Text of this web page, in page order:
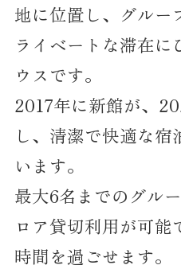
地に位置し、グルー
ライベートな滞在
ウスです。
2017年に新館が、
し、清潔で快適な宿
います。
最大6名までのグル
ロア貸切利用が可能
時間を過ごせます。